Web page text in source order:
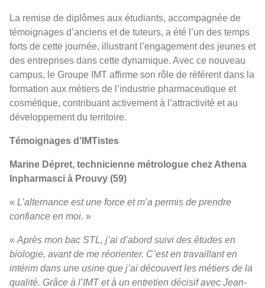
La remise de diplômes aux étudiants, accompagnée de
témoignages d’anciens et de tuteurs, a été l’un des temps
forts de cette journée, illustrant l’engagement des jeunes et
des entreprises dans cette dynamique. Avec ce nouveau
campus, le Groupe IMT affirme son rôle de référent dans la
formation aux métiers de l’industrie pharmaceutique et
cosmétique, contribuant activement à l’attractivité et au
développement du territoire.
Témoignages d’IMTistes
Marine Dépret, technicienne métrologue chez Athena
Inpharmasci à Prouvy (59)
« L’alternance est une force et m’a permis de prendre
confiance en moi. »
« Après mon bac STL, j’ai d’abord suivi des études en
biologie, avant de me réorienter. C’est en travaillant en
intérim dans une usine que j’ai découvert les métiers de la
qualité. Grâce à l’IMT et à un entretien décisif avec Jean-